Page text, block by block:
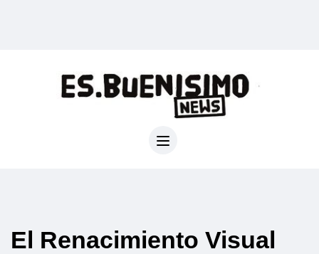
El Renacimiento Visual